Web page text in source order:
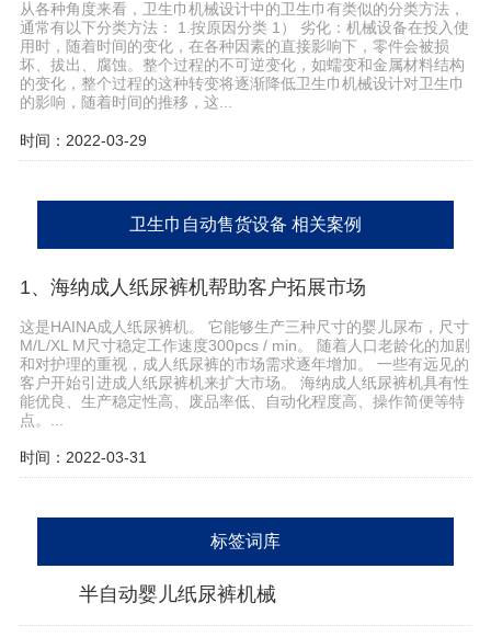
从各种角度来看，卫生巾机械设计中的卫生巾有类似的分类方法，
通常有以下分类方法： 1.按原因分类 1） 劣化：机械设备在投入使
用时，随着时间的变化，在各种因素的直接影响下，零件会被损
坏、拔出、腐蚀。整个过程的不可逆变化，如蠕变和金属材料结构
的变化，整个过程的这种转变将逐渐降低卫生巾机械设计对卫生巾
的影响，随着时间的推移，这...
时间：2022-03-29
卫生巾自动售货设备 相关案例
1、海纳成人纸尿裤机帮助客户拓展市场
这是HAINA成人纸尿裤机。 它能够生产三种尺寸的婴儿尿布，尺寸
M/L/XL M尺寸稳定工作速度300pcs / min。 随着人口老龄化的加剧
和对护理的重视，成人纸尿裤的市场需求逐年增加。 一些有远见的
客户开始引进成人纸尿裤机来扩大市场。 海纳成人纸尿裤机具有性
能优良、生产稳定性高、废品率低、自动化程度高、操作简便等特
点。...
时间：2022-03-31
标签词库
半自动婴儿纸尿裤机械